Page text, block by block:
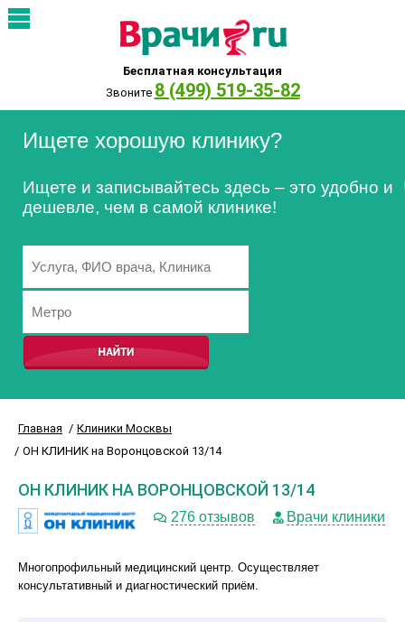
Бесплатная консультация
Звоните 8 (499) 519-35-82
Ищете хорошую клинику?
Ищете и записывайтесь здесь – это удобно и
дешевле, чем в самой клинике!
Главная
Клиники Москвы
ОН КЛИНИК на Воронцовской 13/14
ОН КЛИНИК НА ВОРОНЦОВСКОЙ 13/14
276 отзывов Врачи клиники
Многопрофильный медицинский центр. Осуществляет
консультативный и диагностический приём.